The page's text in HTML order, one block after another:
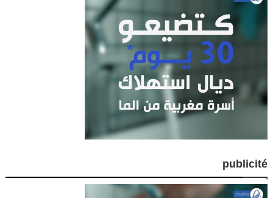
publicité